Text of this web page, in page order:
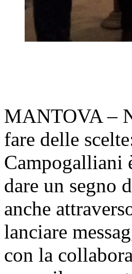
MANTOVA –
fare delle
Campogalliani
dare un segno
anche
lanciare
con la